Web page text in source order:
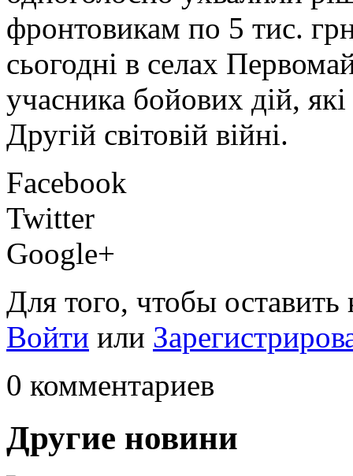
фронтовикам по 5 тис.
сьогодні в селах
учасника бойових дій,
Другій світовій війні.
Facebook
Twitter
Google+
Для того, чтобы
Войти или
0 комментариев
Другие новини